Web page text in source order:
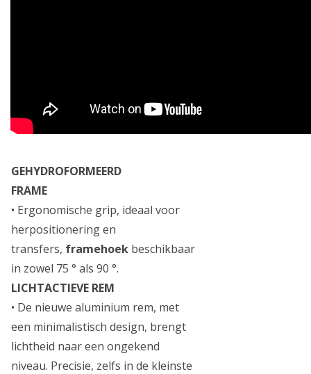
GEHYDROFORMEERD
FRAME
• Ergonomische grip, ideaal voor
herpositionering en
transfers, framehoek beschikbaar
in zowel 75 ° als 90 °.
LICHTACTIEVE REM
• De nieuwe aluminium rem, met
een minimalistisch design, brengt
lichtheid naar een ongekend
niveau. Precisie, zelfs in de kleinste